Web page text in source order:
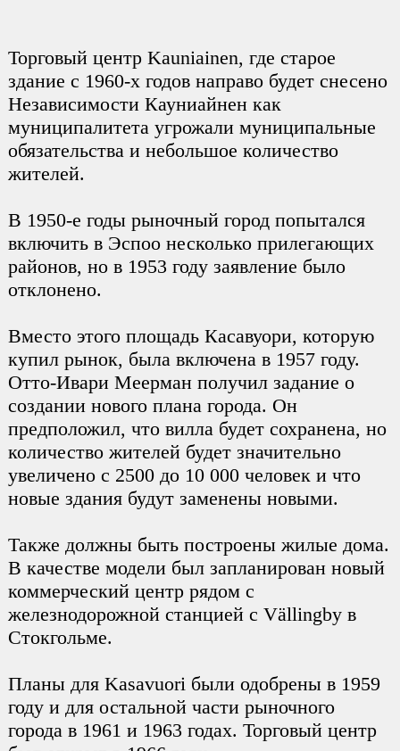
Торговый центр Kauniainen, где старое
здание с 1960-х годов направо будет снесено
Независимости Кауниайнен как
муниципалитета угрожали муниципальные
обязательства и небольшое количество
жителей.
В 1950-е годы рыночный город попытался
включить в Эспоо несколько прилегающих
районов, но в 1953 году заявление было
отклонено.
Вместо этого площадь Касавуори, которую
купил рынок, была включена в 1957 году.
Отто-Ивари Меерман получил задание о
создании нового плана города. Он
предположил, что вилла будет сохранена, но
количество жителей будет значительно
увеличено с 2500 до 10 000 человек и что
новые здания будут заменены новыми.
Также должны быть построены жилые дома.
В качестве модели был запланирован новый
коммерческий центр рядом с
железнодорожной станцией с Vällingby в
Стокгольме.
Планы для Kasavuori были одобрены в 1959
году и для остальной части рыночного
города в 1961 и 1963 годах. Торговый центр